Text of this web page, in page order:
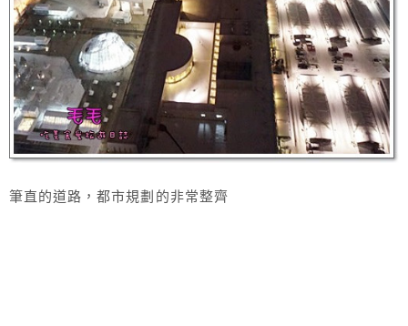
筆直的道路，都市規劃的非常整齊